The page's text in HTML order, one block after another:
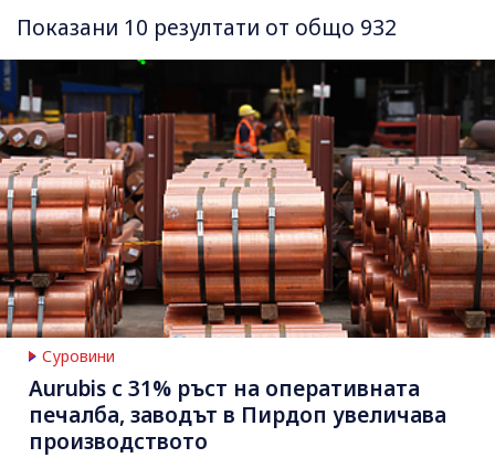
Показани 10 резултати от общо 932
Суровини
Aurubis с 31% ръст на оперативната
печалба, заводът в Пирдоп увеличава
производството